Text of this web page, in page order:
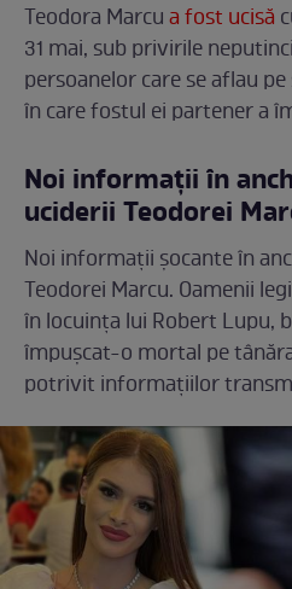
Teodora Marcua fost ucisă
31 mai, sub privirile
persoanelor care se aflau
în care fostul ei partener a
Noi informații în
uciderii Teodorei
Noi informații șocante în
Teodorei Marcu. Oamenii
în locuința lui Robert Lupu,
împușcat-o mortal pe
potrivit informațiilor